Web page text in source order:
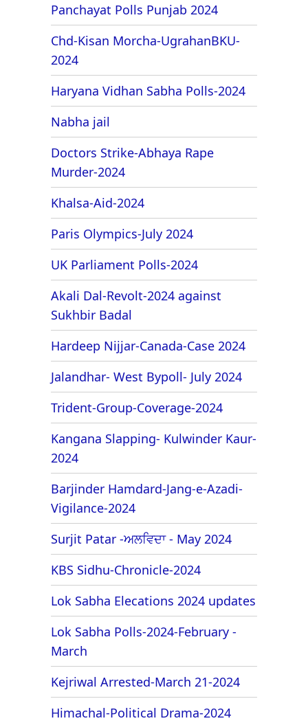
Panchayat Polls Punjab 2024
Chd-Kisan Morcha-UgrahanBKU-
2024
Haryana Vidhan Sabha Polls-2024
Nabha jail
Doctors Strike-Abhaya Rape
Murder-2024
Khalsa-Aid-2024
Paris Olympics-July 2024
UK Parliament Polls-2024
Akali Dal-Revolt-2024 against
Sukhbir Badal
Hardeep Nijjar-Canada-Case 2024
Jalandhar- West Bypoll- July 2024
Trident-Group-Coverage-2024
Kangana Slapping- Kulwinder Kaur-
2024
Barjinder Hamdard-Jang-e-Azadi-
Vigilance-2024
Surjit Patar -ਅਲਵਿਦਾ - May 2024
KBS Sidhu-Chronicle-2024
Lok Sabha Elecations 2024 updates
Lok Sabha Polls-2024-February -
March
Kejriwal Arrested-March 21-2024
Himachal-Political Drama-2024